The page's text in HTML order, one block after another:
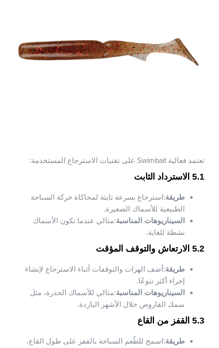
تعتمد فعالية Swimbait على تقنيات الاسترجاع المستخدمة:
5.1 الاسترداد الثابت
طريقة:استرجاع بسرعة ثابتة لمحاكاة حركة السباحة
الطبيعية للأسماك الصغيرة.
السيناريوهات المناسبة:مثالي عندما تكون الأسماك
نشطة للغاية.
5.2 الارتعاش والتوقف المؤقت
طريقة:أضف الهزات والتوقفات أثناء الاسترجاع لإنشاء
إجراء أكثر تنوعًا.
السيناريوهات المناسبة:مثالي للأسماك الحذرة، مثل
سمك القاروص خلال الأشهر الباردة.
5.3 القفز من القاع
طريقة:اسمح للطُعم السباحة بالقفز على طول القاع،